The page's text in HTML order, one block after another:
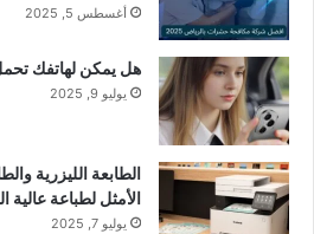
أغسطس 5, 2025
هل يمكن لهاتفك
يوليو 9, 2025
الطابعة الليزرية
الأمثل لطباعة عالية
يوليو 7, 2025